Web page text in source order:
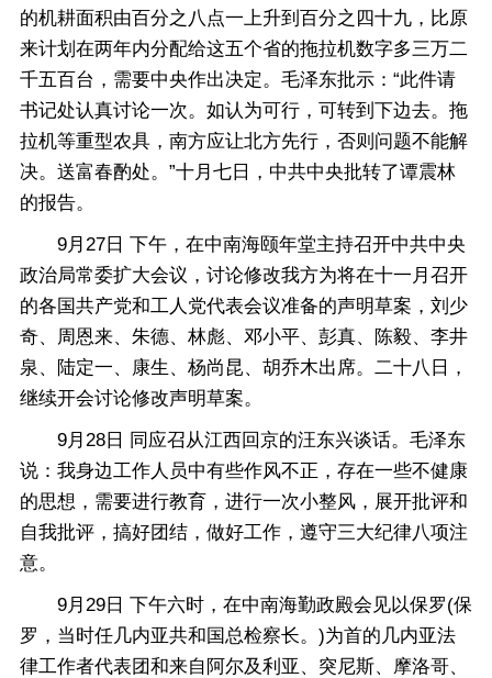
的机耕面积由百分之八点一上升到百分之四十九，比原
来计划在两年内分配给这五个省的拖拉机数字多三万二
千五百台，需要中央作出决定。毛泽东批示：“此件请
书记处认真讨论一次。如认为可行，可转到下边去。拖
拉机等重型农具，南方应让北方先行，否则问题不能解
决。送富春酌处。”十月七日，中共中央批转了谭震林
的报告。
9月27日 下午，在中南海颐年堂主持召开中共中央
政治局常委扩大会议，讨论修改我方为将在十一月召开
的各国共产党和工人党代表会议准备的声明草案，刘少
奇、周恩来、朱德、林彪、邓小平、彭真、陈毅、李井
泉、陆定一、康生、杨尚昆、胡乔木出席。二十八日，
继续开会讨论修改声明草案。
9月28日 同应召从江西回京的汪东兴谈话。毛泽东
说：我身边工作人员中有些作风不正，存在一些不健康
的思想，需要进行教育，进行一次小整风，展开批评和
自我批评，搞好团结，做好工作，遵守三大纪律八项注
意。
9月29日 下午六时，在中南海勤政殿会见以保罗(保
罗，当时任几内亚共和国总检察长。)为首的几内亚法
律工作者代表团和来自阿尔及利亚、突尼斯、摩洛哥、